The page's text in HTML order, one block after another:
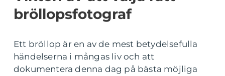
bröllopsfotograf
Ett bröllop är en av de mest betydelsefulla
händelserna i mångas liv och att
dokumentera denna dag på bästa möjliga